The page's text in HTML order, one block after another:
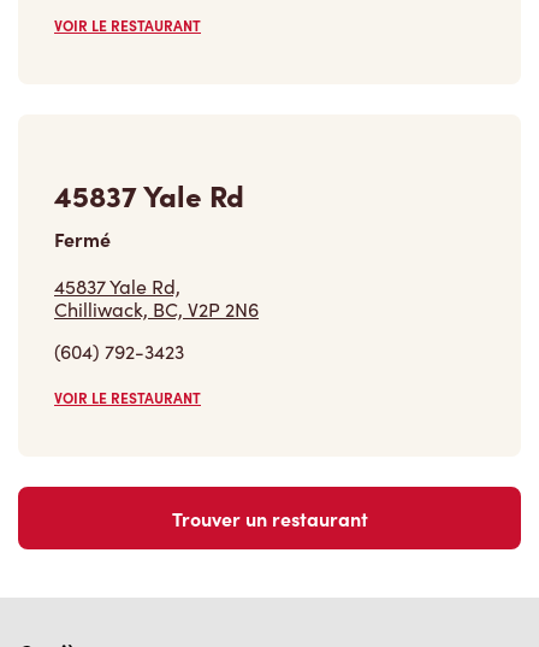
VOIR LE RESTAURANT
45837 Yale Rd
Fermé
45837 Yale Rd,
Chilliwack, BC, V2P 2N6
(604) 792-3423
VOIR LE RESTAURANT
Trouver un restaurant